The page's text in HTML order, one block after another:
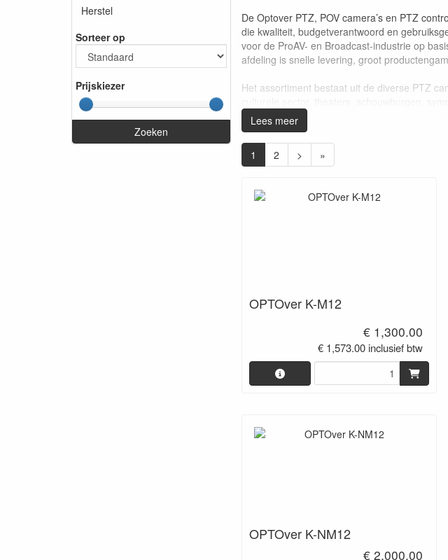
Herstel
Sorteer op
Prijskiezer
Zoeken
De Optover PTZ, POV camera’s en PTZ
die kwaliteit, budgetverantwoord en
voor de ProAV- en Broadcast-industrie op
afdeling is snelle levering, groot
Het assortiment bestaat uit de diverse PTZ
Bekijk het volledige assortiment en voorraad
Optover Camers
Lees meer
1 2 > »
OPTOver K-M12
€ 1,300.00
€ 1,573.00 inclusief btw
OPTOver K-NM12
€ 2,000.00